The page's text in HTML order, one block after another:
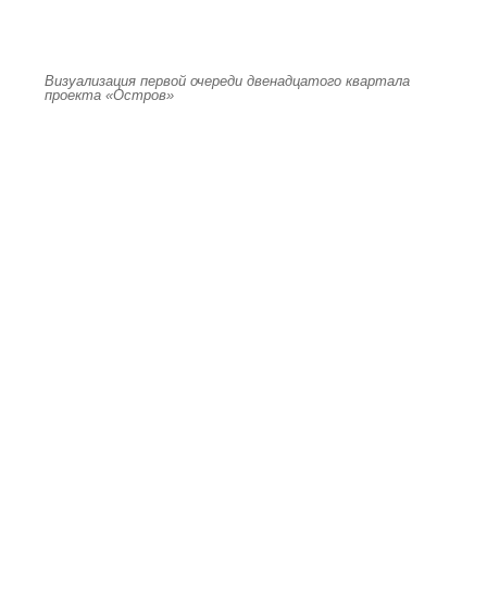
Визуализация первой очереди двенадцатого квартала
проекта «Остров»